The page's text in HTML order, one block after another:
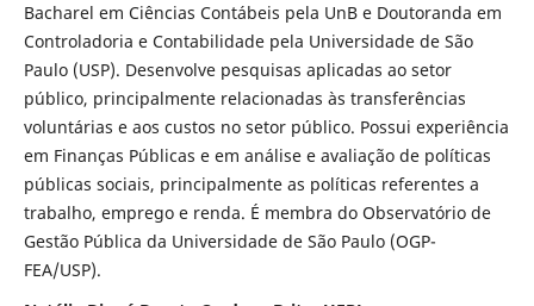
Bacharel em Ciências Contábeis pela UnB e Doutoranda em
Controladoria e Contabilidade pela Universidade de São
Paulo (USP). Desenvolve pesquisas aplicadas ao setor
público, principalmente relacionadas às transferências
voluntárias e aos custos no setor público. Possui experiência
em Finanças Públicas e em análise e avaliação de políticas
públicas sociais, principalmente as políticas referentes a
trabalho, emprego e renda. É membra do Observatório de
Gestão Pública da Universidade de São Paulo (OGP-
FEA/USP).